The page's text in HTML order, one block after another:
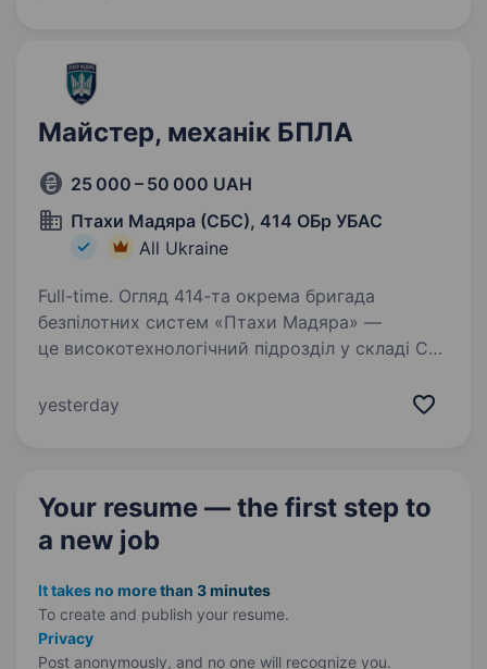
механічних та програмних компонентів…
Майстер, механік БПЛА
25 000 – 50 000 UAH
Птахи Мадяра (СБС), 414 ОБр УБАС
All Ukraine
Full-time. Огляд 414-та окрема бригада
безпілотних систем «Птахи Мадяра» —
це високотехнологічний підрозділ у складі Сил
що спеціалізується на застосуванні ударних,
yesterday
Your resume — the first step to
a new job
It takes no more than 3 minutes
To create and publish your resume.
Privacy
Post anonymously, and no one will recognize you.